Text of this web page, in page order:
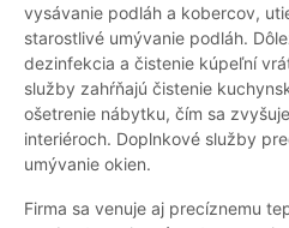
vysávanie podláh a kobercov,
starostlivé umývanie podláh.
dezinfekcia a čistenie kúpeľní
služby zahŕňajú čistenie
ošetrenie nábytku, čím sa
interiéroch. Doplnkové služby
umývanie okien.
Firma sa venuje aj precíznemu